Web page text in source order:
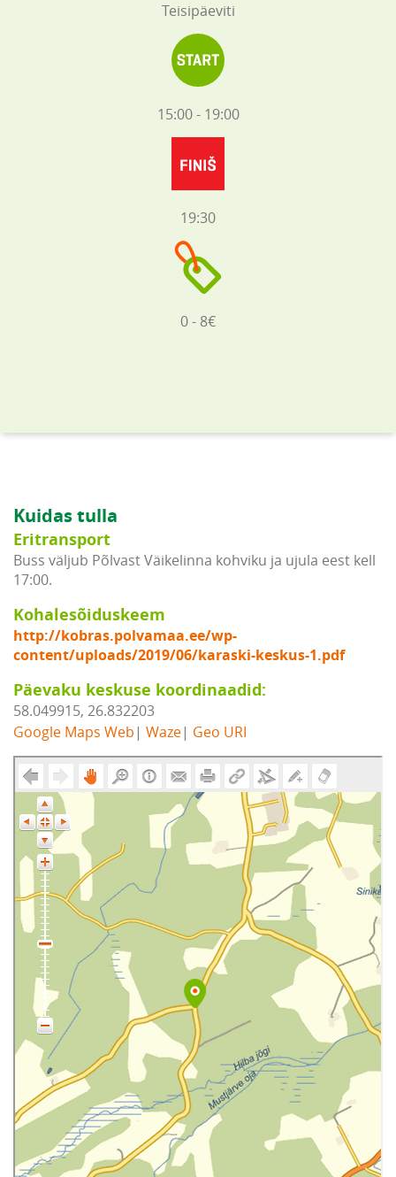
Teisipäeviti
15:00 - 19:00
19:30
0 - 8€
Kuidas tulla
Eritransport
Buss väljub Põlvast Väikelinna kohviku ja ujula eest kell
17:00.
Kohalesõiduskeem
http://kobras.polvamaa.ee/wp-
content/uploads/2019/06/karaski-keskus-1.pdf
Päevaku keskuse koordinaadid:
58.049915, 26.832203
Google Maps Web | Waze| Geo URI